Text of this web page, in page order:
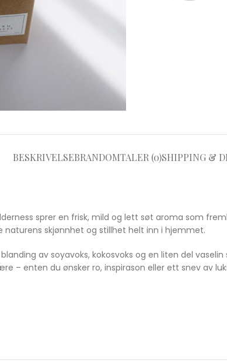
BESKRIVELSEBRANDOMTALER (0)SHIPPING &
sprer en frisk, mild og lett søt aroma som
naturens skjønnhet og stillhet helt inn i hjemmet.
av soyavoks, kokosvoks og en liten del
enten du ønsker ro, inspirason eller ett snev av